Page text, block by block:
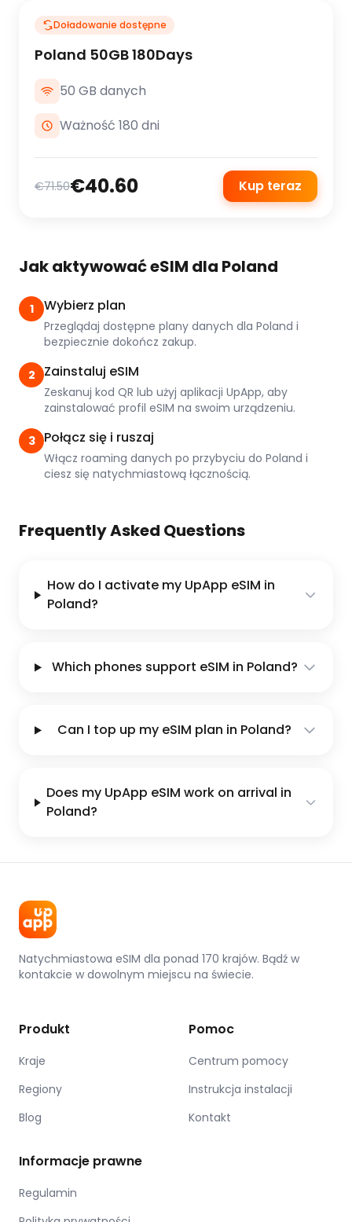
Doładowanie dostępne
Poland 50GB 180Days
50 GB danych
Ważność 180 dni
€71.50€40.60 Kup teraz
Jak aktywować eSIM dla Poland
1 Wybierz plan
Przeglądaj dostępne plany danych dla Poland i
bezpiecznie dokończ zakup.
2 Zainstaluj eSIM
Zeskanuj kod QR lub użyj aplikacji UpApp, aby
zainstalować profil eSIM na swoim urządzeniu.
3 Połącz się i ruszaj
Włącz roaming danych po przybyciu do Poland i
ciesz się natychmiastową łącznością.
Frequently Asked Questions
How do I activate my UpApp eSIM in
Poland?
Which phones support eSIM in Poland?
Can I top up my eSIM plan in Poland?
Does my UpApp eSIM work on arrival in
Poland?
Natychmiastowa eSIM dla ponad 170 krajów. Bądź w
kontakcie w dowolnym miejscu na świecie.
Produkt
Kraje
Regiony
Blog
Pomoc
Centrum pomocy
Instrukcja instalacji
Kontakt
Informacje prawne
Regulamin